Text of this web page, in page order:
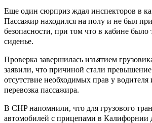
Еще один сюрприз ждал инспекторов в
Пассажир находился на полу и не был
безопасности, при том что в кабине было
сиденье.
Проверка завершилась изъятием
заявили, что причиной стали превышение
отсутствие необходимых прав у водителя
перевозка пассажира.
В CHP напомнили, что для грузового
автомобилей с прицепами в Калифорнии